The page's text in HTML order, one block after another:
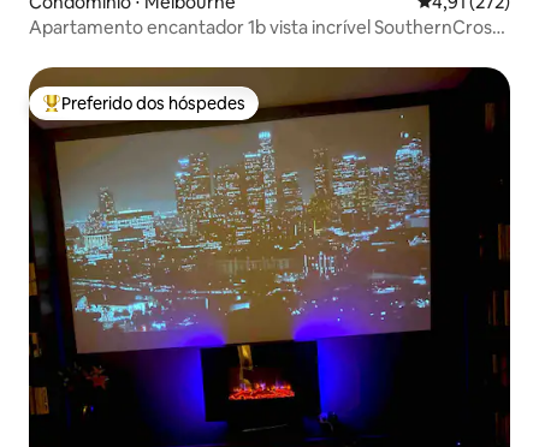
Apartamento encantador 1b vista incrível SouthernCross
Entre os melhores preferidos dos hóspedes
Preferido dos hóspedes